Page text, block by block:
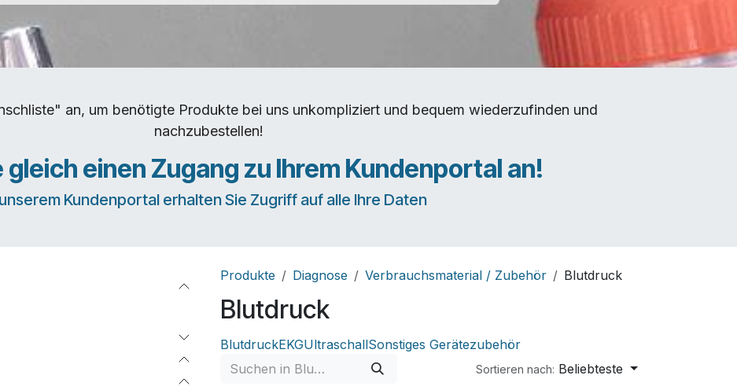
an, um benötigte Produkte bei uns unkompliziert und bequem wiederzufinden und
nachzubestellen!
gleich einen Zugang zu Ihrem Kundenportal an!
Kundenportal erhalten Sie Zugriff auf alle Ihre Daten
Produkte Diagnose Verbrauchsmaterial / Zubehör Blutdruck
Blutdruck
BlutdruckEKGUltraschallSonstiges Gerätezubehör
Sortieren nach: Beliebteste